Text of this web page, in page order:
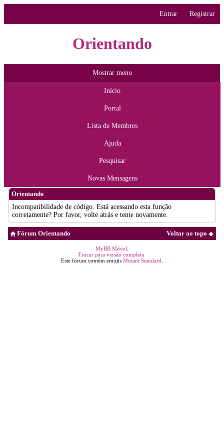
Entrar Registrar
Orientando
Mostrar menu
Início
Portal
Lista de Membres
Ajuda
Pesquisar
Novas Mensagens
Orientando
Incompatibilidade de código. Está acessando esta função
corretamente? Por favor, volte atrás e tente novamente.
Voltar ao topo
Fórum Orientando
MyBB Móvel
Trocar para versão completa
Este fórum contém emojis Mutant Standard